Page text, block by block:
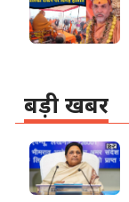
बड़ी खबर